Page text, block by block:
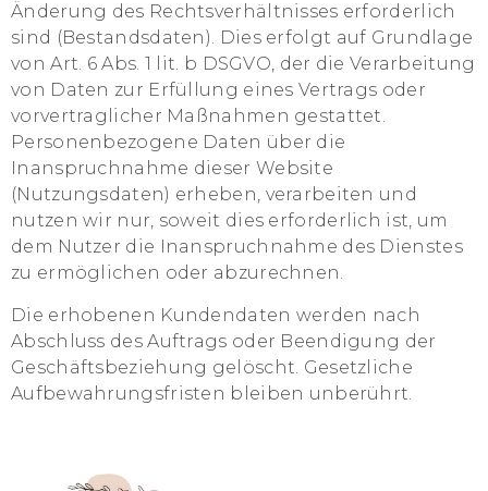
Änderung des Rechtsverhältnisses erforderlich
sind (Bestandsdaten). Dies erfolgt auf Grundlage
von Art. 6 Abs. 1 lit. b DSGVO, der die Verarbeitung
von Daten zur Erfüllung eines Vertrags oder
vorvertraglicher Maßnahmen gestattet.
Personenbezogene Daten über die
Inanspruchnahme dieser Website
(Nutzungsdaten) erheben, verarbeiten und
nutzen wir nur, soweit dies erforderlich ist, um
dem Nutzer die Inanspruchnahme des Dienstes
zu ermöglichen oder abzurechnen.
Die erhobenen Kundendaten werden nach
Abschluss des Auftrags oder Beendigung der
Geschäftsbeziehung gelöscht. Gesetzliche
Aufbewahrungsfristen bleiben unberührt.